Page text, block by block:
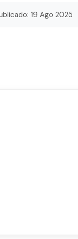
19 Ago 2025